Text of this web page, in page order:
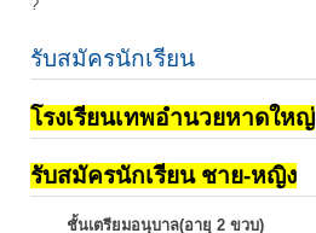
?
รับสมัครนักเรียน
โรงเรียนเทพอำนวยหาดใหญ่
รับสมัครนักเรียน ชาย-หญิง
ชั้นเตรียมอนุบาล(อายุ 2 ขวบ)